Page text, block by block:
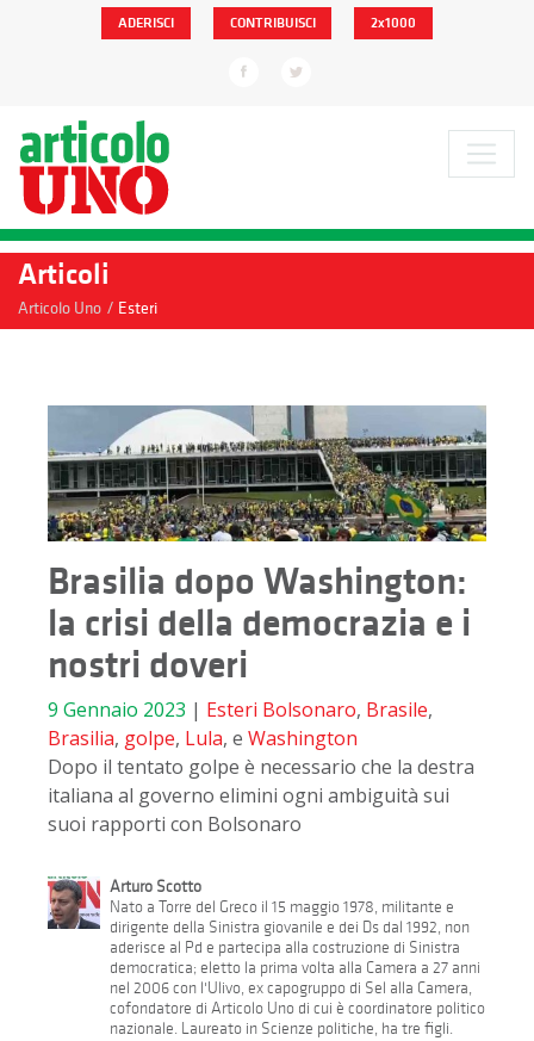
ADERISCI CONTRIBUISCI 2x1000
Articoli
Articolo Uno / Esteri
Brasilia dopo Washington:
la crisi della democrazia e i
nostri doveri
9 Gennaio 2023 | Esteri Bolsonaro, Brasile,
Brasilia, golpe, Lula, e Washington
Dopo il tentato golpe è necessario che la destra
italiana al governo elimini ogni ambiguità sui
suoi rapporti con Bolsonaro
Arturo Scotto
Nato a Torre del Greco il 15 maggio 1978, militante e
dirigente della Sinistra giovanile e dei Ds dal 1992, non
aderisce al Pd e partecipa alla costruzione di Sinistra
democratica; eletto la prima volta alla Camera a 27 anni
nel 2006 con l'Ulivo, ex capogruppo di Sel alla Camera,
cofondatore di Articolo Uno di cui è coordinatore politico
nazionale. Laureato in Scienze politiche, ha tre figli.